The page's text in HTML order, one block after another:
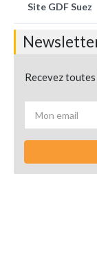
Site GDF Suez
Recevez